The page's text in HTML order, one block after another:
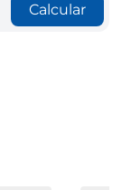
Calcular